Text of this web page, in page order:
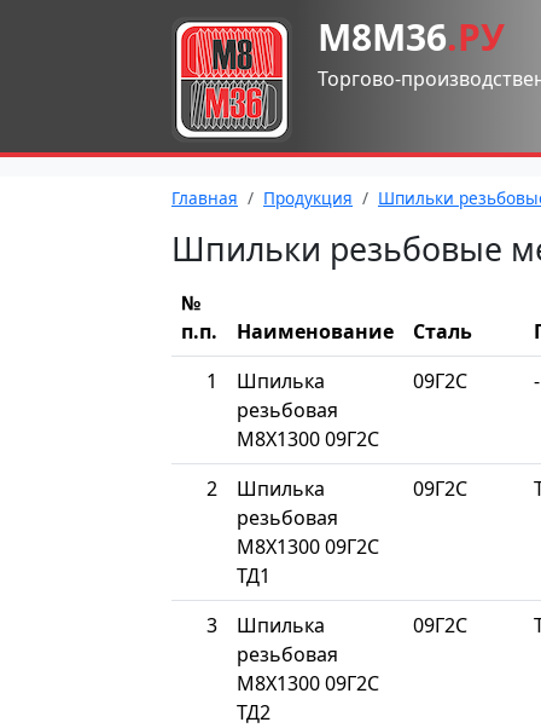
М8М36.РУ
Торгово-
Главная Продукция Шпильки
Шпильки резьбовые
№
п.п.
Наименование Сталь
1
Шпилька
резьбовая
М8Х1300 09Г2С
09Г2С -
2
Шпилька
резьбовая
М8Х1300 09Г2С
ТД1
09Г2С
3
Шпилька
резьбовая
М8Х1300 09Г2С
ТД2
09Г2С